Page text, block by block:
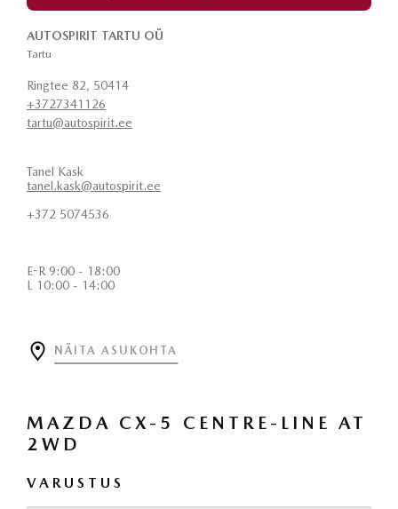
MAZDA CX-5 CENTRE-LINE AT
2WD
VARUSTUS
AUTOSPIRIT TARTU OÜ
Tartu
Ringtee 82, 50414
+3727341126
tartu@autospirit.ee
Tanel Kask
tanel.kask@autospirit.ee
+372 5074536
E-R 9:00 - 18:00
L 10:00 - 14:00
NÄITA ASUKOHTA